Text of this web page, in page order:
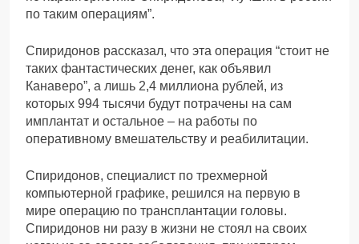
по таким операциям”.
Спиридонов рассказал, что эта операция “стоит не
таких фантастических денег, как объявил
Канаверо”, а лишь 2,4 миллиона рублей, из
которых 994 тысячи будут потрачены на сам
имплантат и остальное – на работы по
оперативному вмешательству и реабилитации.
Спиридонов, специалист по трехмерной
компьютерной графике, решился на первую в
мире операцию по трансплантации головы.
Спиридонов ни разу в жизни не стоял на своих